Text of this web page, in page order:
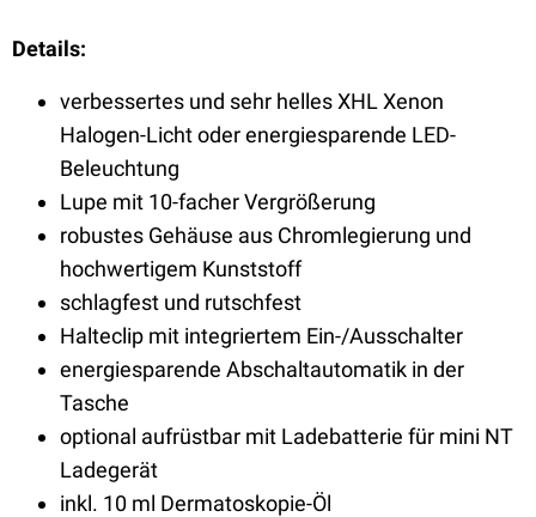
Details:
verbessertes und sehr helles XHL Xenon
Halogen-Licht oder energiesparende LED-
Beleuchtung
Lupe mit 10-facher Vergrößerung
robustes Gehäuse aus Chromlegierung und
hochwertigem Kunststoff
schlagfest und rutschfest
Halteclip mit integriertem Ein-/Ausschalter
energiesparende Abschaltautomatik in der
Tasche
optional aufrüstbar mit Ladebatterie für mini NT
Ladegerät
inkl. 10 ml Dermatoskopie-Öl